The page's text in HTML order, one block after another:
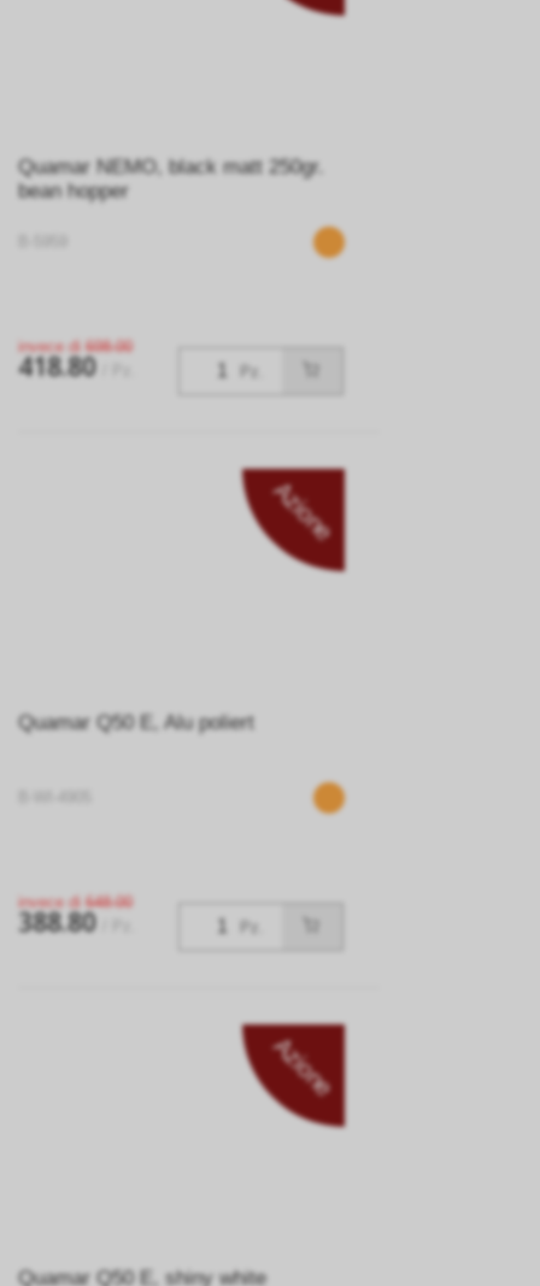
Quamar NEMO, black matt 250gr.
bean hopper
Pz.
invece di 698.00
418.80
Azione
Quamar Q50 E, Alu poliert
Pz.
invece di 648.00
388.80
Azione
Quamar Q50 E, shiny white